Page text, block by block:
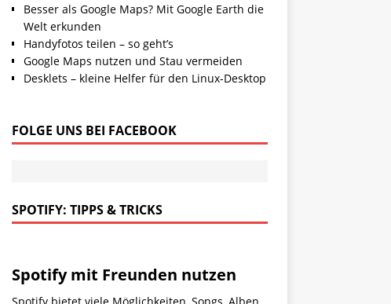
Besser als Google Maps? Mit Google Earth die
Welt erkunden
Handyfotos teilen – so geht’s
Google Maps nutzen und Stau vermeiden
Desklets – kleine Helfer für den Linux-Desktop
FOLGE UNS BEI FACEBOOK
SPOTIFY: TIPPS & TRICKS
Spotify mit Freunden nutzen